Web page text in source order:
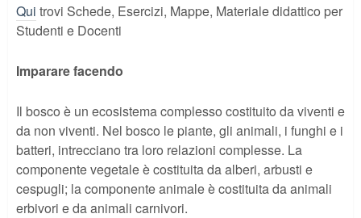
Qui trovi Schede, Esercizi, Mappe, Materiale didattico per
Studenti e Docenti
Imparare facendo
Il bosco è un ecosistema complesso costituito da viventi e
da non viventi. Nel bosco le piante, gli animali, i funghi e i
batteri, intrecciano tra loro relazioni complesse. La
componente vegetale è costituita da alberi, arbusti e
cespugli; la componente animale è costituita da animali
erbivori e da animali carnivori.